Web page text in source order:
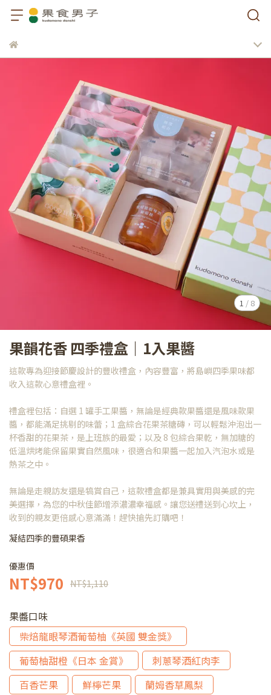
1 / 8
果韻花香 四季禮盒｜1入果醬
這款專為迎接節慶設計的豐收禮盒，內容豐富，將島嶼四季果味都
收入這款心意禮盒裡。
禮盒裡包括：自選 1 罐手工果醬，無論是經典款果醬還是風味款果
醬，都能滿足挑剔的味蕾；1 盒綜合花果茶糖磚，可以輕鬆沖泡出一
杯香甜的花果茶，是上班族的最愛；以及 8 包綜合果乾，無加糖的
低溫烘烤能保留果實自然風味，很適合和果醬一起加入汽泡水或是
熱茶之中。
無論是走親訪友還是犒賞自己，這款禮盒都是兼具實用與美感的完
美選擇，為您的中秋佳節增添濃濃幸福感。讓您送禮送到心坎上，
收到的親友更倍感心意滿滿！趕快搶先訂購吧！
凝結四季的豐碩果香
優惠價
NT$970 NT$1,110
果醬口味
柴焙龍眼琴酒葡萄柚《英國 雙金獎》
葡萄柚甜橙《日本 金賞》
刺蔥琴酒紅肉李
百香芒果
鮮檸芒果
蘭姆香草鳳梨